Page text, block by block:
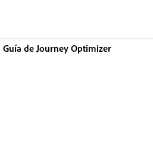
Guía de Journey Optimizer